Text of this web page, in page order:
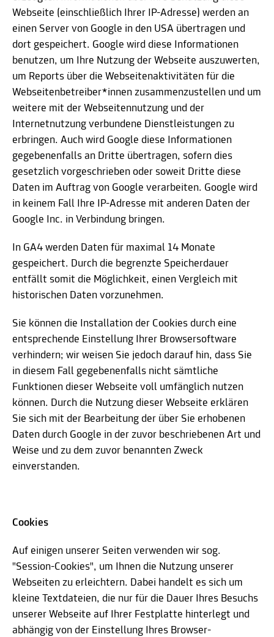
Webseite (einschließlich Ihrer IP-Adresse) werden an
einen Server von Google in den USA übertragen und
dort gespeichert. Google wird diese Informationen
benutzen, um Ihre Nutzung der Webseite auszuwerten,
um Reports über die Webseitenaktivitäten für die
Webseitenbetreiber*innen zusammenzustellen und um
weitere mit der Webseitennutzung und der
Internetnutzung verbundene Dienstleistungen zu
erbringen. Auch wird Google diese Informationen
gegebenenfalls an Dritte übertragen, sofern dies
gesetzlich vorgeschrieben oder soweit Dritte diese
Daten im Auftrag von Google verarbeiten. Google wird
in keinem Fall Ihre IP-Adresse mit anderen Daten der
Google Inc. in Verbindung bringen.
In GA4 werden Daten für maximal 14 Monate
gespeichert. Durch die begrenzte Speicherdauer
entfällt somit die Möglichkeit, einen Vergleich mit
historischen Daten vorzunehmen.
Sie können die Installation der Cookies durch eine
entsprechende Einstellung Ihrer Browsersoftware
verhindern; wir weisen Sie jedoch darauf hin, dass Sie
in diesem Fall gegebenenfalls nicht sämtliche
Funktionen dieser Webseite voll umfänglich nutzen
können. Durch die Nutzung dieser Webseite erklären
Sie sich mit der Bearbeitung der über Sie erhobenen
Daten durch Google in der zuvor beschriebenen Art und
Weise und zu dem zuvor benannten Zweck
einverstanden.
Cookies
Auf einigen unserer Seiten verwenden wir sog.
"Session-Cookies", um Ihnen die Nutzung unserer
Webseiten zu erleichtern. Dabei handelt es sich um
kleine Textdateien, die nur für die Dauer Ihres Besuchs
unserer Webseite auf Ihrer Festplatte hinterlegt und
abhängig von der Einstellung Ihres Browser-